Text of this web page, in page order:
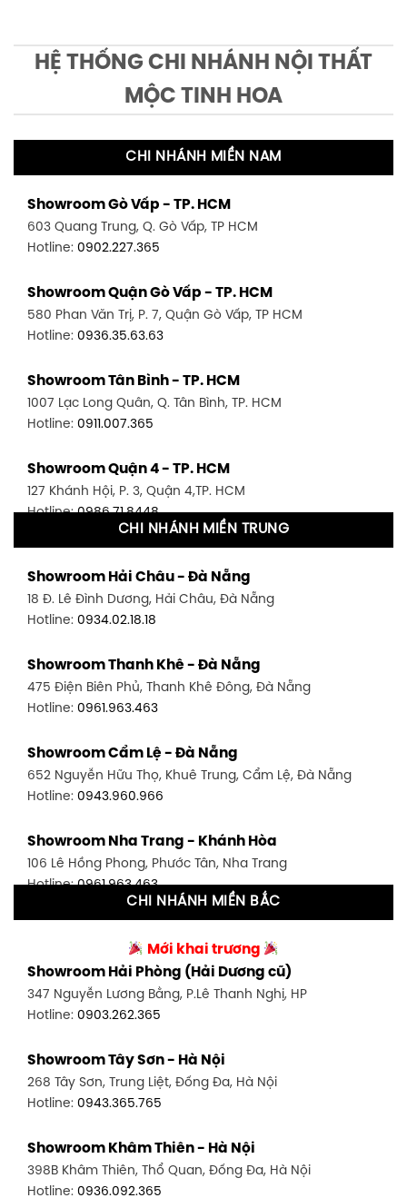
HỆ THỐNG CHI NHÁNH NỘI THẤT
MỘC TINH HOA
CHI NHÁNH MIỀN NAM
Showroom Gò Vấp - TP. HCM
603 Quang Trung, Q. Gò Vấp, TP HCM
Hotline: 0902.227.365
Showroom Quận Gò Vấp - TP. HCM
580 Phan Văn Trị, P. 7, Quận Gò Vấp, TP HCM
Hotline: 0936.35.63.63
Showroom Tân Bình - TP. HCM
1007 Lạc Long Quân, Q. Tân Bình, TP. HCM
Hotline: 0911.007.365
Showroom Quận 4 - TP. HCM
127 Khánh Hội, P. 3, Quận 4,TP. HCM
Hotline:0986.71.8448
1411 Đường 3/2, P. 16, Quận 11, TP. HCM
Hotline:0906.256.759
1448 Huỳnh Tấn Phát, Phú Thuận, Quận 7, TP HCM
Hotline:0946.480.580
348 Đ. Bạch Đằng, P. 14, Bình Thạnh, TP HCM
Hotline:0902.716.230
591 Hoàng Văn Thụ, P. 4, Tân Bình, TP HCM
Hotline:0906.256.759
Showroom Tân Bình 2 - TP. HCM
0986.71.8448
Showroom Thuận An - Bình Dương
66 đường DT743, An Phú, Thuận An, Bình Dương
Showroom Biên Hòa - Đồng Nai
452 Nguyễn Ái Quốc, Tân Tiến, TP. Biên Hòa, Đồng Nai
CHI NHÁNH MIỀN TRUNG
Showroom Hải Châu - Đà Nẵng
18 Đ. Lê Đình Dương, Hải Châu, Đà Nẵng
Hotline: 0934.02.18.18
Showroom Thanh Khê - Đà Nẵng
475 Điện Biên Phủ, Thanh Khê Đông, Đà Nẵng
Hotline: 0961.963.463
Showroom Cẩm Lệ - Đà Nẵng
652 Nguyễn Hữu Thọ, Khuê Trung, Cẩm Lệ, Đà Nẵng
Hotline: 0943.960.966
Showroom Nha Trang - Khánh Hòa
106 Lê Hồng Phong, Phước Tân, Nha Trang
Hotline:0961.963.463
27-29 Nguyễn Sỹ Sách, Hưng Bình, TP Vinh, Nghệ An
Hotline:0943.960.966
Showroom Buôn Ma Thuột
Hotline:0934.02.18.18
CHI NHÁNH MIỀN BẮC
Mới khai trương
Showroom Hải Phòng (Hải Dương cũ)
347 Nguyễn Lương Bằng, P.Lê Thanh Nghị, HP
Hotline: 0903.262.365
Showroom Tây Sơn - Hà Nội
268 Tây Sơn, Trung Liệt, Đống Đa, Hà Nội
Hotline: 0943.365.765
Showroom Khâm Thiên - Hà Nội
398B Khâm Thiên, Thổ Quan, Đống Đa, Hà Nội
Hotline: 0936.092.365